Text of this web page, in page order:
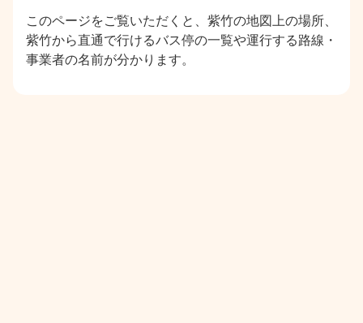
このページをご覧いただくと、紫竹の地図上の場所、
紫竹から直通で行けるバス停の一覧や運行する路線・
事業者の名前が分かります。